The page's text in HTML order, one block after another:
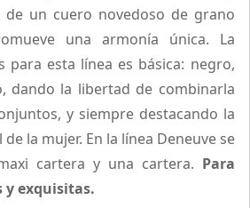
un cuero novedoso de grano
una armonía única. La
para esta línea es básica: negro,
dando la libertad de combinarla
y siempre destacando la
la mujer. En la línea Deneuve se
cartera y una cartera. Para
y exquisitas.